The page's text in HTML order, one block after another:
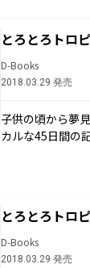
とろとろトロ
D-Books
2018.03.29 発売
子供の頃から夢
カルな45日間の
とろとろトロ
D-Books
2018.03.29 発売